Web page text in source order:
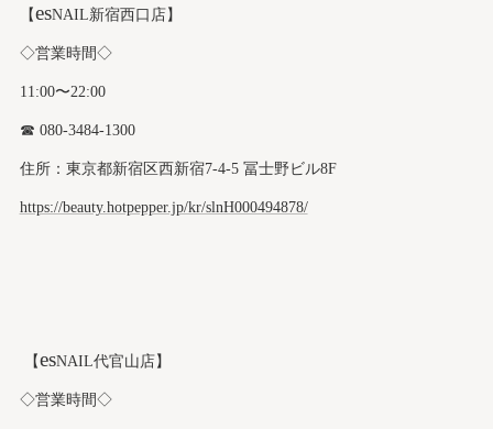
【esNAIL新宿西口店】
◇営業時間◇
11:00〜22:00
☎︎ 080-3484-1300
住所：東京都新宿区西新宿7-4-5 冨士野ビル8F
https://beauty.hotpepper.jp/kr/slnH000494878/
【esNAIL代官山店】
◇営業時間◇